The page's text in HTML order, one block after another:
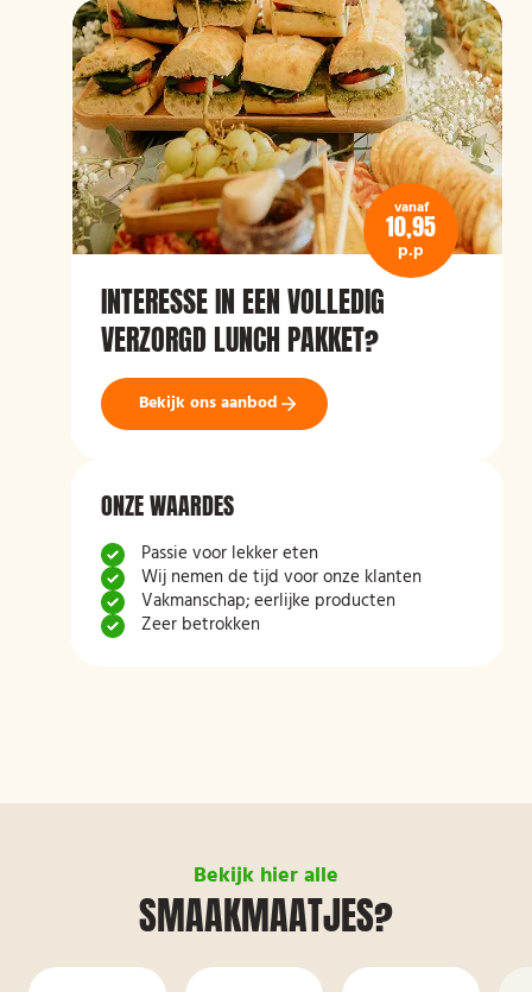
vanaf
10,95
p.p
INTERESSE IN EEN VOLLEDIG
VERZORGD LUNCH PAKKET?
Bekijk ons aanbod
ONZE WAARDES
Passie voor lekker eten
Wij nemen de tijd voor onze klanten
Vakmanschap; eerlijke producten
Zeer betrokken
Bekijk hier alle
SMAAKMAATJES?